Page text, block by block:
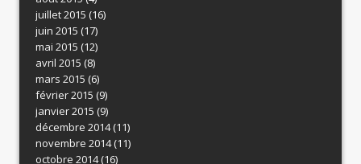
juillet 2015 (16)
juin 2015 (17)
mai 2015 (12)
avril 2015 (8)
mars 2015 (6)
février 2015 (9)
janvier 2015 (9)
décembre 2014(11)
novembre 2014(11)
octobre 2014(16)